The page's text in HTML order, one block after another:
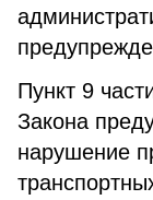
Пункт 9
Закона
нарушение